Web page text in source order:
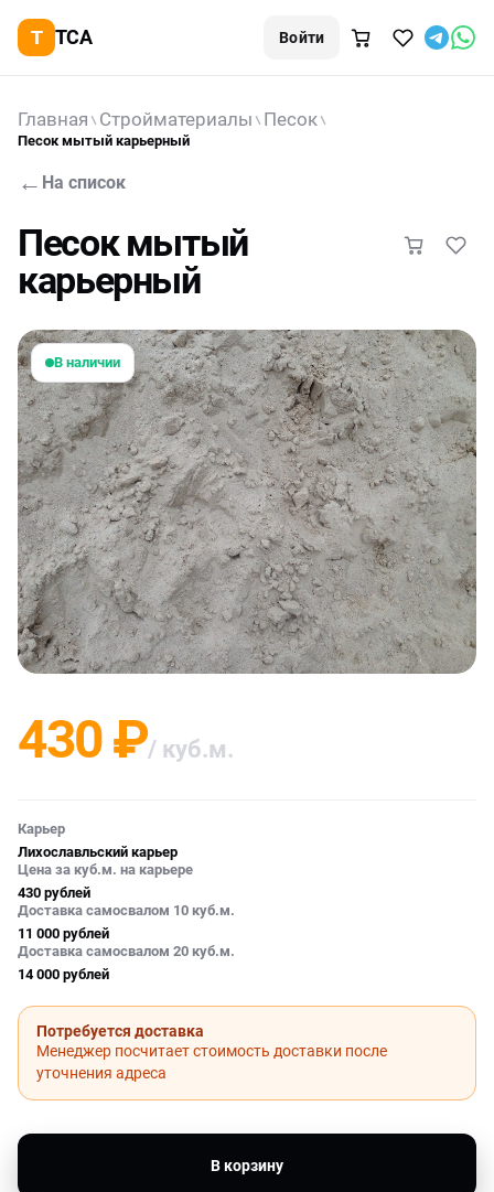
TCA Войти
Главная Стройматериалы Песок
Песок мытый карьерный
← На список
Песок мытый
карьерный
В наличии
430 ₽/ куб.м.
Карьер
Лихославльский карьер
Цена за куб.м. на карьере
430 рублей
Доставка самосвалом 10 куб.м.
11 000 рублей
Доставка самосвалом 20 куб.м.
14 000 рублей
Потребуется доставка
Менеджер посчитает стоимость доставки после
уточнения адреса
В корзину